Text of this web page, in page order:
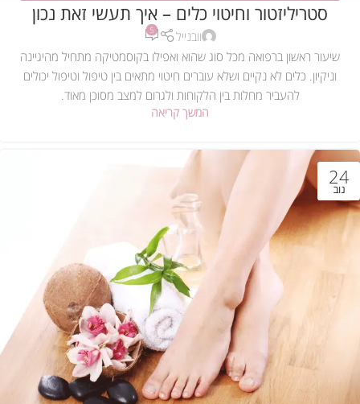
שימושיים
סטריליזטור וחיטוי כלים – איך תעשי זאת נכון
וובנייל 5
שיעור ראשון ברפואה מכל סוג שהוא ואפילו בקוסמטיקה מתחיל מהיגיינה
וניקיון. כלים לא נקיים ושלא עוברים חיטוי מתאים בין טיפול וטיפול יכולים
להעביר מחלות בין הלקוחות ולגרום למצב מסוכן מאוד.
המשך קריאה
24
נוב